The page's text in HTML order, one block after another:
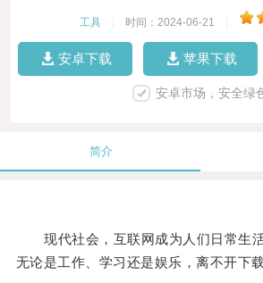
工具 时间：2024-06-21
安卓下载 苹果下载
安卓市场，安全绿
简介
现代社会，互联网成为人们日常生活
无论是工作、学习还是娱乐，离不开下载